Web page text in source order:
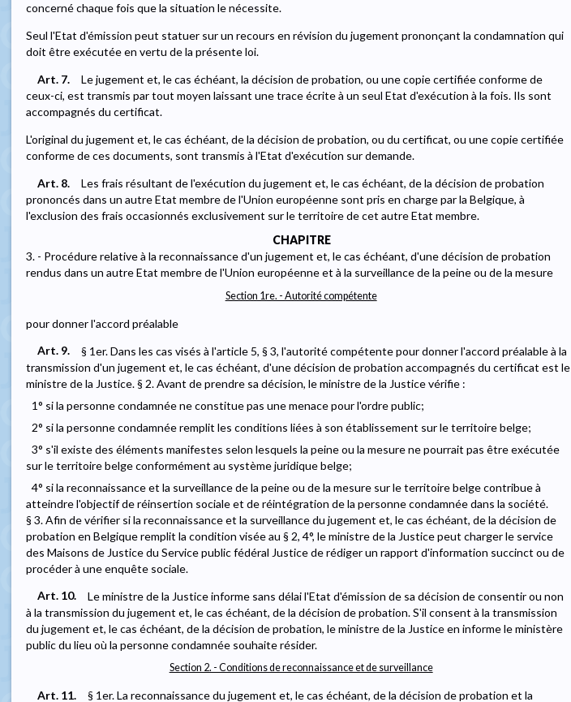
concerné chaque fois que la situation le nécessite.
Seul l'Etat d'émission peut statuer sur un recours en révision du jugement prononçant la condamnation qui
doit être exécutée en vertu de la présente loi.
Art. 7.
Le jugement et, le cas échéant, la décision de probation, ou une copie certifiée conforme de
ceux-ci, est transmis par tout moyen laissant une trace écrite à un seul Etat d'exécution à la fois. Ils sont
accompagnés du certificat.
L'original du jugement et, le cas échéant, de la décision de probation, ou du certificat, ou une copie certifiée
conforme de ces documents, sont transmis à l'Etat d'exécution sur demande.
Art. 8.
Les frais résultant de l'exécution du jugement et, le cas échéant, de la décision de probation
prononcés dans un autre Etat membre de l'Union européenne sont pris en charge par la Belgique, à
l'exclusion des frais occasionnés exclusivement sur le territoire de cet autre Etat membre.
CHAPITRE
3. - Procédure relative à la reconnaissance d'un jugement et, le cas échéant, d'une décision de probation
rendus dans un autre Etat membre de l'Union européenne et à la surveillance de la peine ou de la mesure
Section 1re. - Autorité compétente
pour donner l'accord préalable
Art. 9.
§ 1er. Dans les cas visés à l'article 5, § 3, l'autorité compétente pour donner l'accord préalable à la
transmission d'un jugement et, le cas échéant, d'une décision de probation accompagnés du certificat est le
ministre de la Justice. § 2. Avant de prendre sa décision, le ministre de la Justice vérifie :
1° si la personne condamnée ne constitue pas une menace pour l'ordre public;
2° si la personne condamnée remplit les conditions liées à son établissement sur le territoire belge;
3° s'il existe des éléments manifestes selon lesquels la peine ou la mesure ne pourrait pas être exécutée
sur le territoire belge conformément au système juridique belge;
4° si la reconnaissance et la surveillance de la peine ou de la mesure sur le territoire belge contribue à
atteindre l'objectif de réinsertion sociale et de réintégration de la personne condamnée dans la société.
§ 3. Afin de vérifier si la reconnaissance et la surveillance du jugement et, le cas échéant, de la décision de
probation en Belgique remplit la condition visée au § 2, 4°, le ministre de la Justice peut charger le service
des Maisons de Justice du Service public fédéral Justice de rédiger un rapport d'information succinct ou de
procéder à une enquête sociale.
Art. 10.
Le ministre de la Justice informe sans délai l'Etat d'émission de sa décision de consentir ou non
à la transmission du jugement et, le cas échéant, de la décision de probation. S'il consent à la transmission
du jugement et, le cas échéant, de la décision de probation, le ministre de la Justice en informe le ministère
public du lieu où la personne condamnée souhaite résider.
Section 2. - Conditions de reconnaissance et de surveillance
Art. 11. § 1er. La reconnaissance du jugement et, le cas échéant, de la décision de probation et la